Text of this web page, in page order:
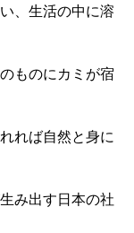
、生活の中に溶
ものにカミが宿
れば自然と身に
み出す日本の社